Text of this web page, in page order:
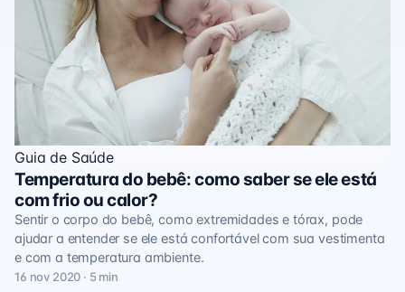
Guia de Saúde
Temperatura do bebê: como saber se ele está
com frio ou calor?
Sentir o corpo do bebê, como extremidades e tórax, pode
ajudar a entender se ele está confortável com sua vestimenta
e com a temperatura ambiente.
16 nov 2020 · 5 min